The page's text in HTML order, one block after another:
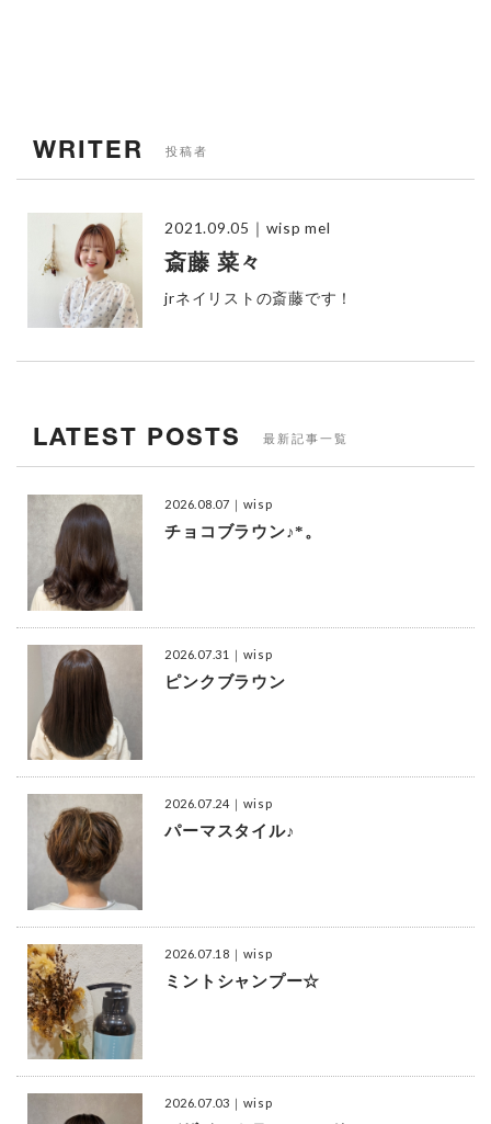
WRITER 投稿者
2021.09.05 ｜wisp mel
斎藤 菜々
jrネイリストの斎藤です！
LATEST POSTS 最新記事一覧
2026.08.07 ｜wisp
チョコブラウン♪*。
2026.07.31 ｜wisp
ピンクブラウン
2026.07.24 ｜wisp
パーマスタイル♪
2026.07.18 ｜wisp
ミントシャンプー☆
2026.07.03 ｜wisp